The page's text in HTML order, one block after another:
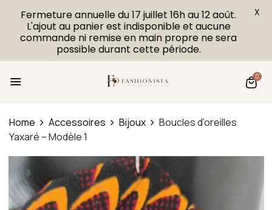
0
Home Accessoires Bijoux
Boucles d’oreilles
Yaxaré – Modèle 1
Fermeture annuelle du 17 juillet 16h au 12 août.
L'ajout au panier est indisponible et aucune
commande ni remise en main propre ne sera
possible durant cette période.
X